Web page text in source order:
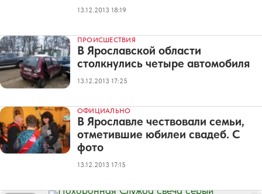
13.12.2013 18:19
ПРОИСШЕСТВИЯ
В Ярославской области
столкнулись четыре автомобиля
13.12.2013 17:25
ОФИЦИАЛЬНО
В Ярославле чествовали семьи,
отметившие юбилеи свадеб. С
фото
13.12.2013 17:15